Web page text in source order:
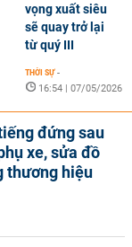
vọng xuất siêu
sẽ quay trở lại
từ quý III
THỜI SỰ -
16:54 | 07/05/2026
đứng sau
xe, sửa đồ
thương hiệu